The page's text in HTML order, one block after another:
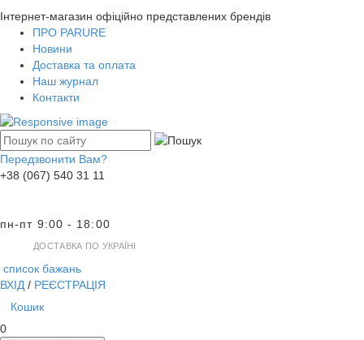
Інтернет-магазин офіційно представлених брендів
ПРО PARURE
Новини
Доставка та оплата
Наш журнал
Контакти
Передзвонити Вам?
+38 (067) 540 31 11
пн-пт 9:00 - 18:00
ДОСТАВКА ПО УКРАЇНІ
список бажань
ВХІД / РЕЄСТРАЦІЯ
Кошик
0